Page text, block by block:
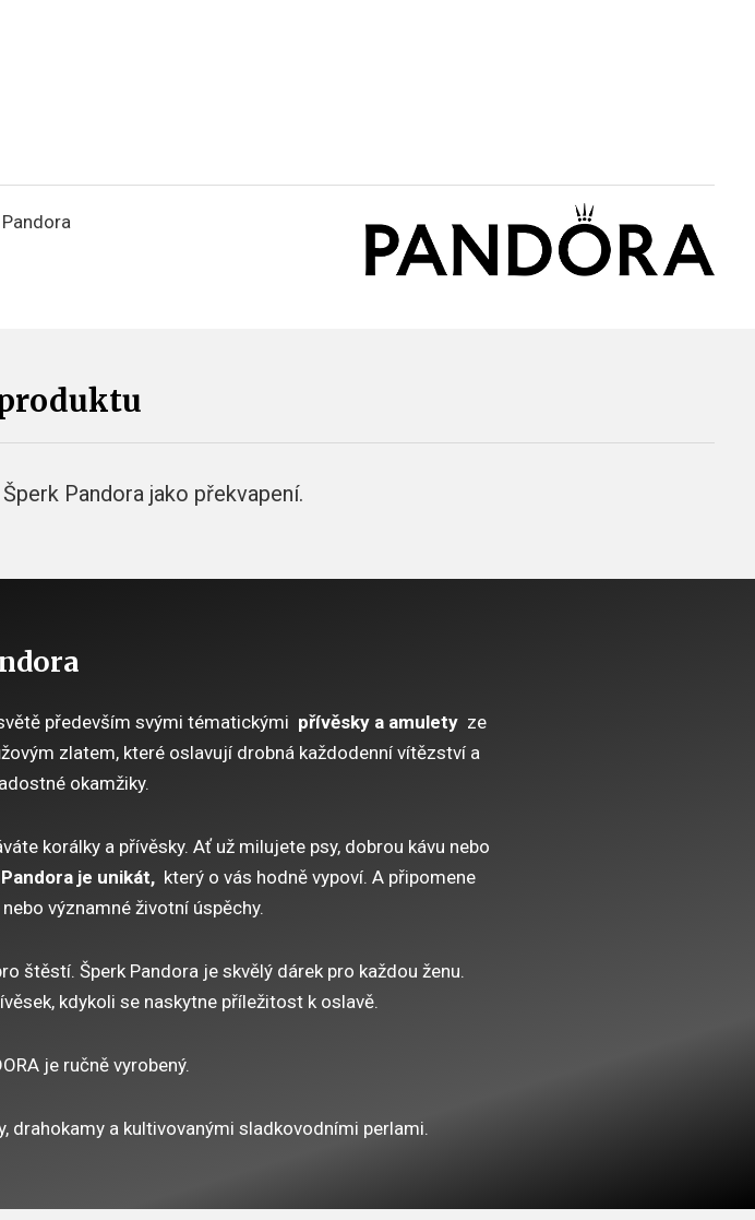
Pandora
Pandora jako překvapení.
především svými tématickými přívěsky a amuletyze
zlatem, které oslavují drobná každodenní vítězství a
okamžiky.
korálky a přívěsky. Ať už milujete psy, dobrou kávu nebo
je unikát, který o vás hodně vypoví. A připomene
významné životní úspěchy.
štěstí. Šperk Pandora je skvělý dárek pro každou ženu.
kdykoli se naskytne příležitost k oslavě.
je ručně vyrobený.
drahokamy a kultivovanými sladkovodními perlami.